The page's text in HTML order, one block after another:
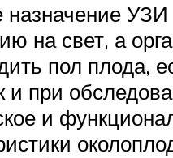
назначение
на свет, а
пол плода,
и при
и